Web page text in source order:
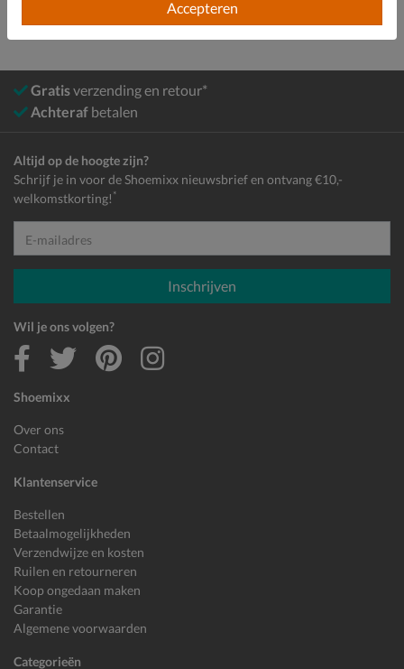
Gratisverzending en retour*
Achteraf betalen
Shoemixx
Over ons
Contact
Klantenservice
Bestellen
Betaalmogelijkheden
Verzendwijze en kosten
Ruilen en retourneren
Koop ongedaan maken
Garantie
Algemene voorwaarden
Categorieën
Altijd op de hoogte zijn?
Schrijf je in voor de Shoemixx nieuwsbrief en ontvang €10,-
welkomstkorting! *
E-mailadres
Inschrijven
Wil je ons volgen?
Accepteren